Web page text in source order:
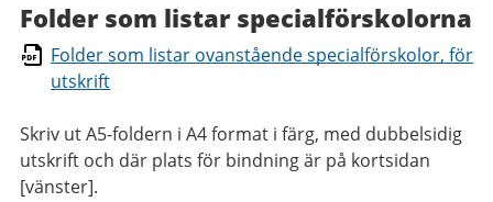
Folder som listar specialförskolorna
Folder som listar ovanstående specialförskolor, för
utskrift
Skriv ut A5-foldern i A4 format i färg, med dubbelsidig
utskrift och där plats för bindning är på kortsidan
[vänster].